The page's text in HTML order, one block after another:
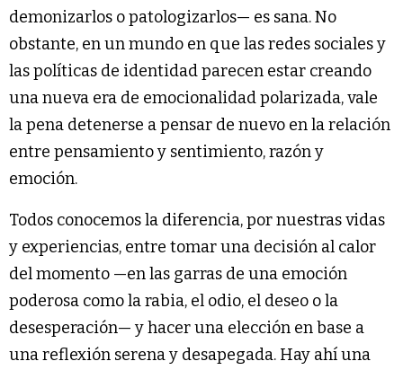
demonizarlos o patologizarlos— es sana. No
obstante, en un mundo en que las redes sociales y
las políticas de identidad parecen estar creando
una nueva era de emocionalidad polarizada, vale
la pena detenerse a pensar de nuevo en la relación
entre pensamiento y sentimiento, razón y
emoción.
Todos conocemos la diferencia, por nuestras vidas
y experiencias, entre tomar una decisión al calor
del momento —en las garras de una emoción
poderosa como la rabia, el odio, el deseo o la
desesperación— y hacer una elección en base a
una reflexión serena y desapegada. Hay ahí una